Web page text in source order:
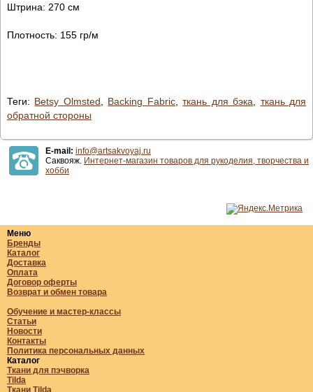
Штрина: 270 см
Плотность: 155 гр/м
Теги: Betsy Olmsted Backing Fabric,ткань для бэка
ткань для
обратной стороны
E-mail: info@artsakvoyaj.ru
Саквояж. Интернет-магазин товаров для рукоделия, творчества и
хобби
Меню
Бренды
Каталог
Доставка
Оплата
Договор оферты
Возврат и обмен товара
Обучение и мастер-классы
Статьи
Новости
Контакты
Политика персональных данных
Каталог
Ткани для пэчворка
Tilda
Ткани Tilda